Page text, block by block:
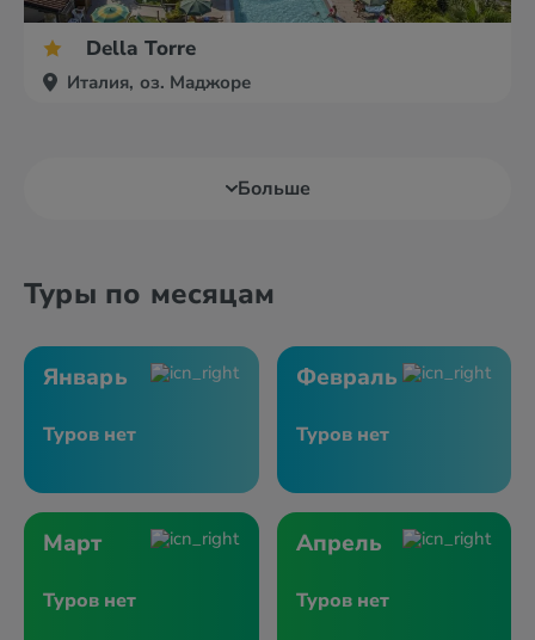
Della Torre
Италия, оз. Маджоре
Больше
Туры по месяцам
Январь
Туров нет
Февраль
Туров нет
Март
Туров нет
Апрель
Туров нет